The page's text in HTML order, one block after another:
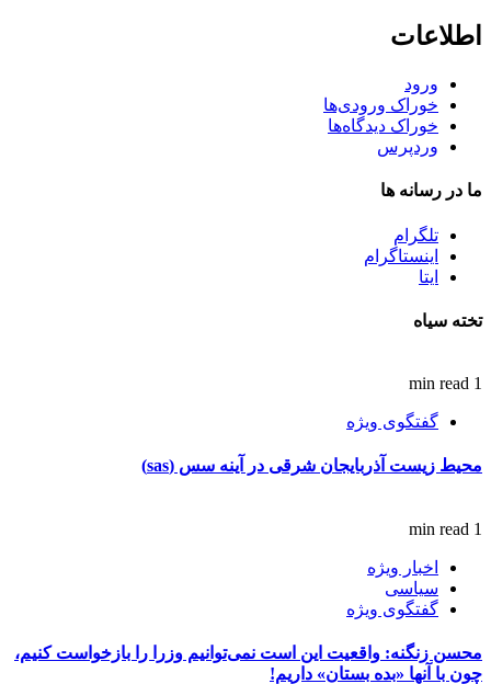
اطلاعات
ورود
خوراک ورودی‌ها
خوراک دیدگاه‌ها
وردپرس
ما در رسانه ها
تلگرام
اینستاگرام
ایتا
تخته سیاه
1 min read
گفتگوی ویژه
محیط زیست آذربایجان شرقی در آینه سس (sas)
1 min read
اخبار ویژه
سیاسی
گفتگوی ویژه
محسن زنگنه: واقعیت این است نمی‌توانیم وزرا را بازخواست کنیم،
چون با آنها «بده بستان» داریم!